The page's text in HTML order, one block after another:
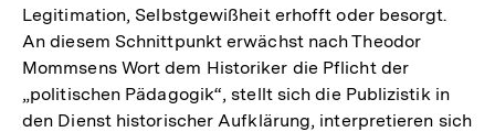
Legitimation, Selbstgewißheit erhofft oder besorgt.
An diesem Schnittpunkt erwächst nach Theodor
Mommsens Wort dem Historiker die Pflicht der
„politischen Pädagogik“, stellt sich die Publizistik in
den Dienst historischer Aufklärung, interpretieren sich